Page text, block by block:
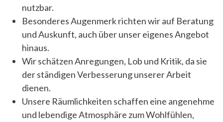
nutzbar.
Besonderes Augenmerk richten wir auf Beratung
und Auskunft, auch über unser eigenes Angebot
hinaus.
Wir schätzen Anregungen, Lob und Kritik, da sie
der ständigen Verbesserung unserer Arbeit
dienen.
Unsere Räumlichkeiten schaffen eine angenehme
und lebendige Atmosphäre zum Wohlfühlen,